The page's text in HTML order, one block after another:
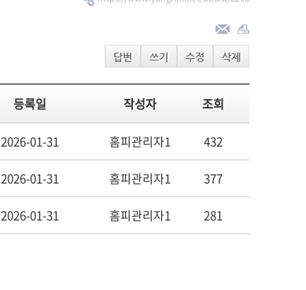
답변 쓰기 수정 삭제
등록일 작성자 조회
2026-01-31 홈피관리자1 432
2026-01-31 홈피관리자1 377
2026-01-31 홈피관리자1 281